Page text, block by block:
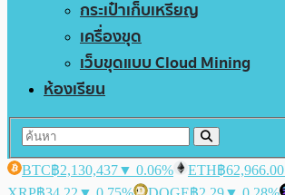
กระเป๋าเก็บเหรียญ
เครื่องขุด
เว็บขุดแบบ Cloud Mining
ห้องเรียน
BTC฿2,130,437▼ 0.06% ETH฿62,966.00